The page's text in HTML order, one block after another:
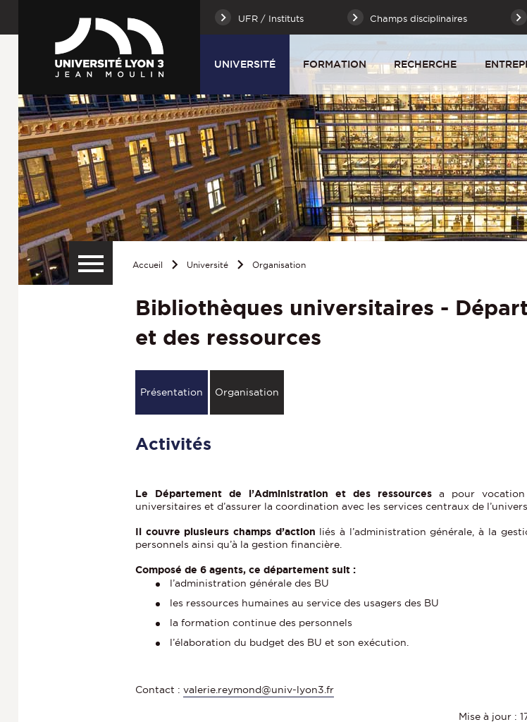
UFR / Instituts Champs disciplinaires
UNIVERSITÉ FORMATION RECHERCHE
Accueil Université Organisation
Bibliothèques universitaires -
et des ressources
Présentation Organisation
Activités
Le Département de l’Administration et des ressources a pour vocation
universitaires et d’assurer la coordination avec les services centraux de
Il couvre plusieurs champs d’action liés à l’administration générale, à la
personnels ainsi qu’à la gestion financière.
Composé de 6 agents, ce département suit :
l’administration générale des BU
les ressources humaines au service des usagers des BU
la formation continue des personnels
l’élaboration du budget des BU et son exécution.
Contact : valerie.reymond@univ-lyon3.fr
Mise à jour :